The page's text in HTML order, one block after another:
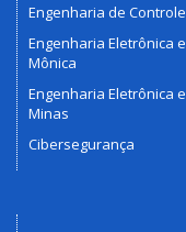
Engenharia de
Engenharia Eletrônica
Mônica
Engenharia Eletrônica
Minas
Cibersegurança